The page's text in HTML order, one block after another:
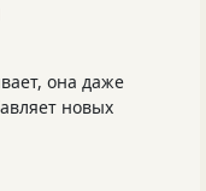
она даже
новых